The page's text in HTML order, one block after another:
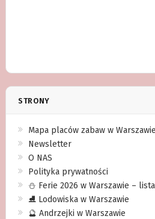
STRONY
Mapa placów zabaw w Warszawie
Newsletter
O NAS
Polityka prywatności
⛄️ Ferie 2026 w Warszawie –
⛸ Lodowiska w Warszawie
🔮 Andrzejki w Warszawie